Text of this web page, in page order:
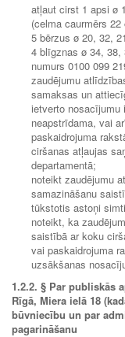
atļaut cirst 1 apsi ø
(celma caurmērs
5 bērzus ø 20, 32,
4 blīgznas ø 34,
numurs 0100 099
zaudējumu
samaksas un
ietverto nosacījumu
neapstrīdama, vai
paskaidrojuma
ciršanas atļaujas
departamentā;
noteikt zaudējumu
samazināšanu
tūkstotis astoņi
noteikt, ka
saistībā ar koku
vai paskaidrojuma
uzsākšanas
1.2.2. § Par publiskās
Rīgā, Miera ielā 18
būvniecību un par
pagarināšanu